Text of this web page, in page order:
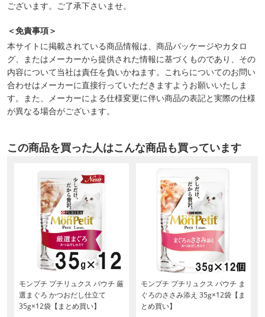
ございます。ご了承下さいませ。
＜免責事項＞
本サイトに掲載されている商品情報は、商品パッケージやカタロ
グ、またはメーカーから提供された情報に基づくものであり、その
内容について当社は責任を負いかねます。これらについてのお問い
合わせはメーカーに直接行っていただきますようお願いいたしま
す。また、メーカーによる仕様変更に伴い商品の表記と実際の仕様
が異なる場合がございます。
この商品を買った人はこんな商品も買っています
モンプチ プチリュクス パウチ 厳
選まぐろ かつおだし仕立て
35g×12袋【まとめ買い】
モンプチ プチリュクス パウチ ま
ぐろのささみ添え 35g×12袋【ま
とめ買い】